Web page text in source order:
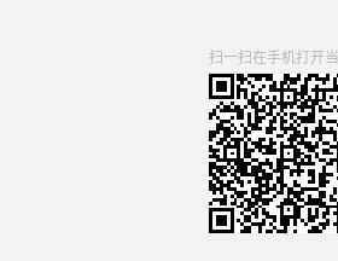
扫一扫在手机打开